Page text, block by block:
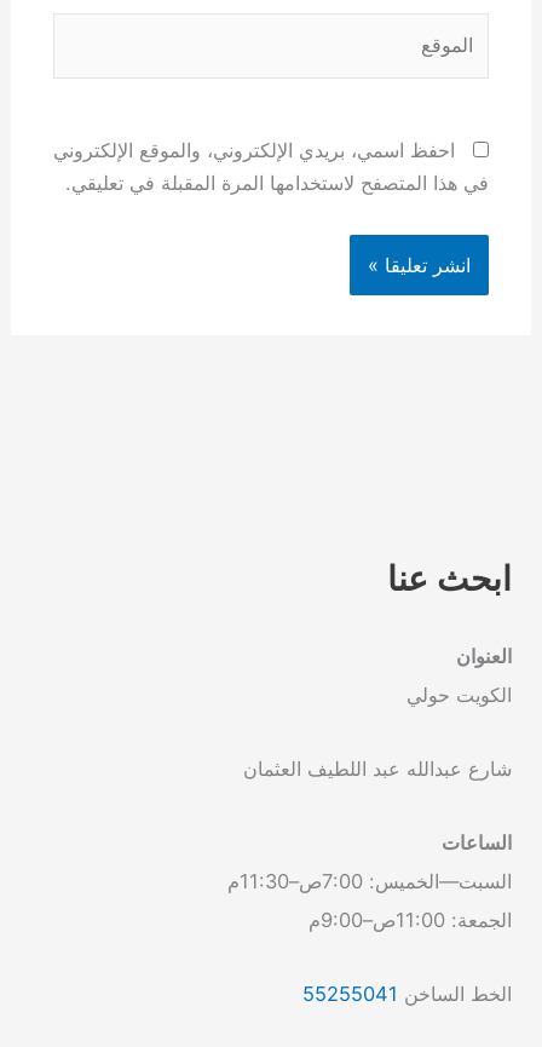
احفظ اسمي، بريدي الإلكتروني، والموقع الإلكتروني
في هذا المتصفح لاستخدامها المرة المقبلة في تعليقي.
ابحث عنا
العنوان
الكويت حولي
شارع عبدالله عبد اللطيف العثمان
الساعات
السبت—الخميس: 7:00ص–11:30م
الجمعة: 11:00ص–9:00م
الخط الساخن 55255041